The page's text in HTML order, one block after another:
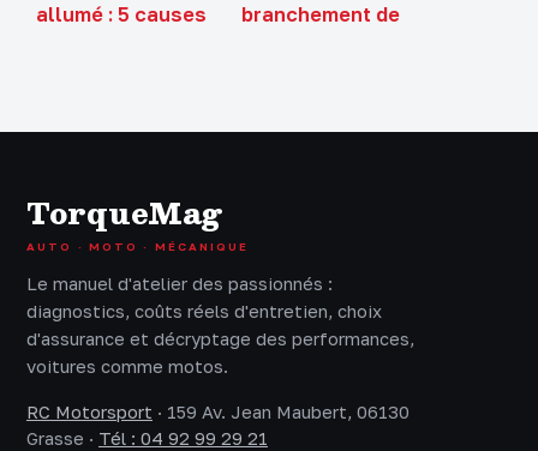
allumé : 5 causes
branchement de
TorqueMag
AUTO · MOTO · MÉCANIQUE
Le manuel d'atelier des passionnés :
diagnostics, coûts réels d'entretien, choix
d'assurance et décryptage des performances,
voitures comme motos.
RC Motorsport · 159 Av. Jean Maubert, 06130
Grasse · Tél : 04 92 99 29 21